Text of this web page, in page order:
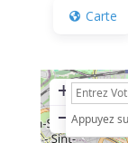
Carte
+
− Appuyez